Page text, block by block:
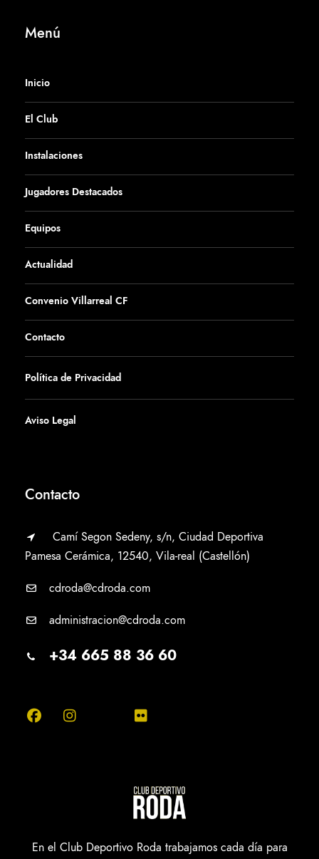
Menú
Inicio
El Club
Instalaciones
Jugadores Destacados
Equipos
Actualidad
Convenio Villarreal CF
Contacto
Política de Privacidad
Aviso Legal
Contacto
Camí Segon Sedeny, s/n, Ciudad Deportiva
Pamesa Cerámica, 12540, Vila-real (Castellón)
cdroda@cdroda.com
administracion@cdroda.com
+34 665 88 36 60
En el Club Deportivo Roda trabajamos cada día para